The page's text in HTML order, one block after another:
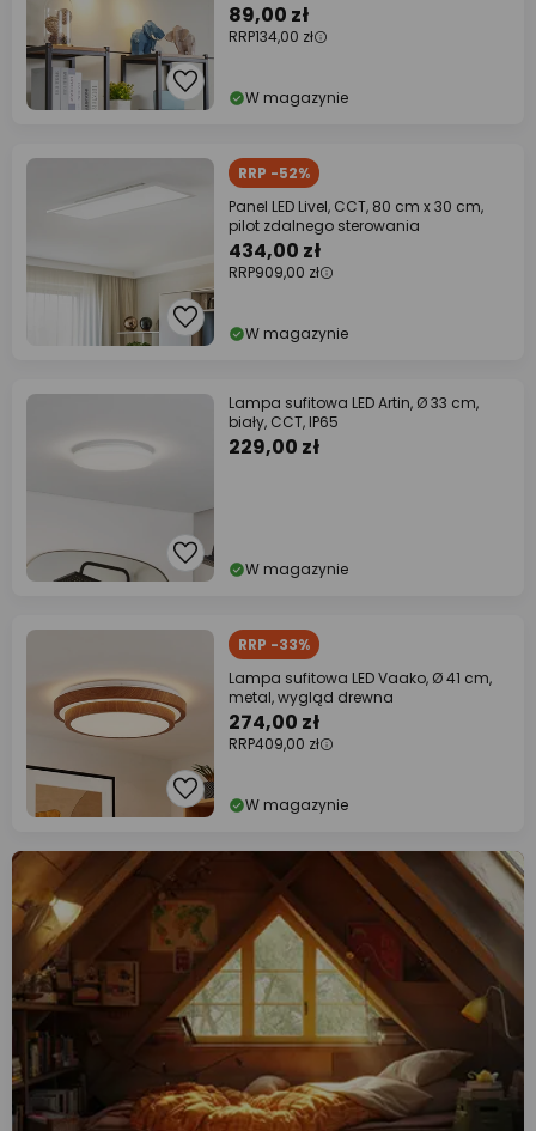
89,00 zł
RRP134,00 zł
W magazynie
RRP -52%
Panel LED Livel, CCT, 80 cm x 30 cm,
pilot zdalnego sterowania
434,00 zł
RRP909,00 zł
W magazynie
Lampa sufitowa LED Artin, Ø 33 cm,
biały, CCT, IP65
229,00 zł
W magazynie
RRP -33%
Lampa sufitowa LED Vaako, Ø 41 cm,
metal, wygląd drewna
274,00 zł
RRP409,00 zł
W magazynie